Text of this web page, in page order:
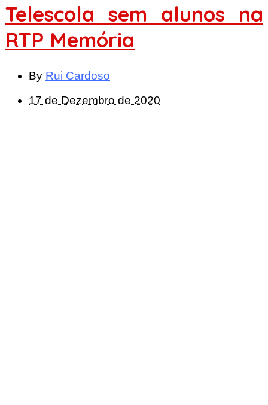
Telescola sem alunos na
RTP Memória
By Rui Cardoso
17 de Dezembro de 2020